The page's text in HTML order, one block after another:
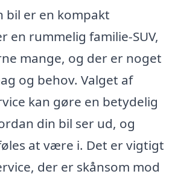
bil er en kompakt
en rummelig familie-SUV,
mange, og der er noget
og behov. Valget af
kan gøre en betydelig
din bil ser ud, og
at være i. Det er vigtigt
der er skånsom mod